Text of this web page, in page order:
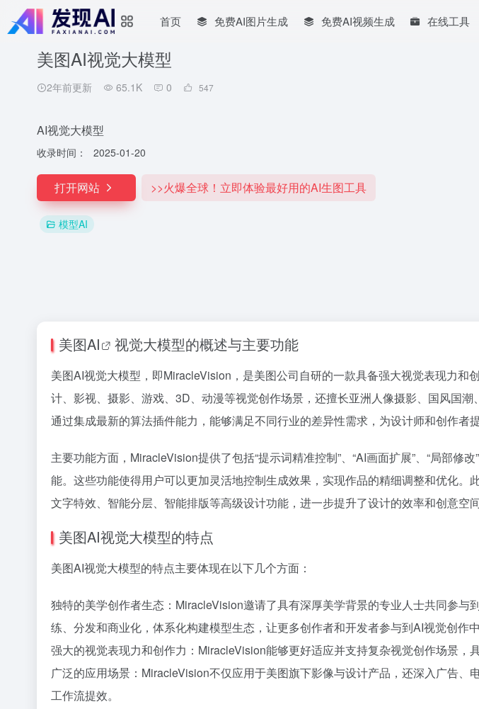
首页 免费AI图片生成 免费AI视频生成 在线工具
美图AI视觉大模型
2年前更新 65.1K 0 547
AI视觉大模型
收录时间： 2025-01-20
打开网站 >>火爆全球！立即体验最好用的AI生图工具
模型AI
美图AI 视觉大模型的概述与主要功能
美图AI视觉大模型，即MiracleVision，是美图公司自研的一款具备强大视觉表现力和
计、影视、摄影、游戏、3D、动漫等视觉创作场景，还擅长亚洲人像摄影、国风国
通过集成最新的算法插件能力，能够满足不同行业的差异性需求，为设计师和创作者
主要功能方面，MiracleVision提供了包括“提示词精准控制”、“AI画面扩展”、“局部修
能。这些功能使得用户可以更加灵活地控制生成效果，实现作品的精细调整和优化。
文字特效、智能分层、智能排版等高级设计功能，进一步提升了设计的效率和创意空间
美图AI视觉大模型的特点
美图AI视觉大模型的特点主要体现在以下几个方面：
独特的美学创作者生态：MiracleVision邀请了具有深厚美学背景的专业人士共同参与
练、分发和商业化，体系化构建模型生态，让更多创作者和开发者参与到AI视觉创作中
强大的视觉表现力和创作力：MiracleVision能够更好适应并支持复杂视觉创作场景，
广泛的应用场景：MiracleVision不仅应用于美图旗下影像与设计产品，还深入广告、
工作流提效。